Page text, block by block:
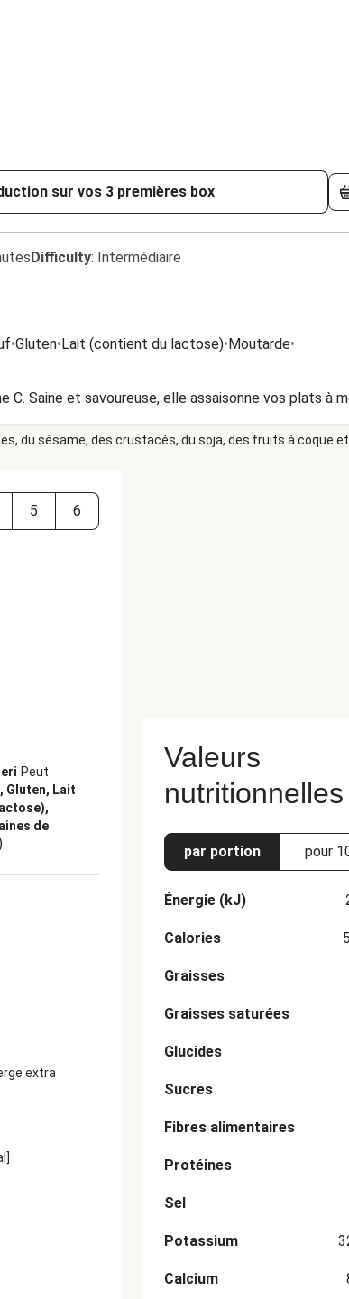
sur vos 3 premières box
Difficulty: Intermédiaire
•Gluten•Lait (contient du lactose)•Moutarde•
Saine et savoureuse, elle assaisonne vos plats à
du sésame, des crustacés, du soja, des fruits à coque et
5 6
Peut
Gluten, Lait
de
extra
Valeurs
nutritionnelles
par portion pour
Énergie (kJ)
Calories
Graisses
Graisses saturées
Glucides
Sucres
Fibres alimentaires
Protéines
Sel
Potassium
Calcium